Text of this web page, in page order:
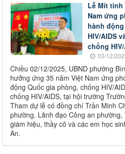
Lễ Mít
Nam ứng
hành
HIV/AIDS
chống
03/12/
Chiều 02/12/2025, UBND phường
hưởng ứng 35 năm Việt Nam ứng
động Quốc gia phòng, chống HIV/
chống HIV/AIDS, tại hội trường
Tham dự lễ có đồng chí Trần Minh
phường. Lãnh đạo Công an
giám hiệu, thầy cô và các em học
An.